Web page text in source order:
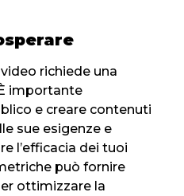
richiede una
importante
e creare contenuti
sue esigenze e
l’efficacia dei tuoi
può fornire
ottimizzare la